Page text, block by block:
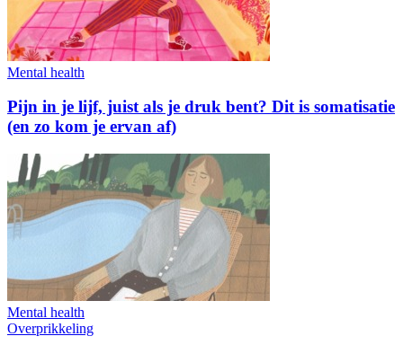
Mental health
Pijn in je lijf, juist als je druk bent? Dit is somatisatie
(en zo kom je ervan af)
Mental health
Overprikkeling